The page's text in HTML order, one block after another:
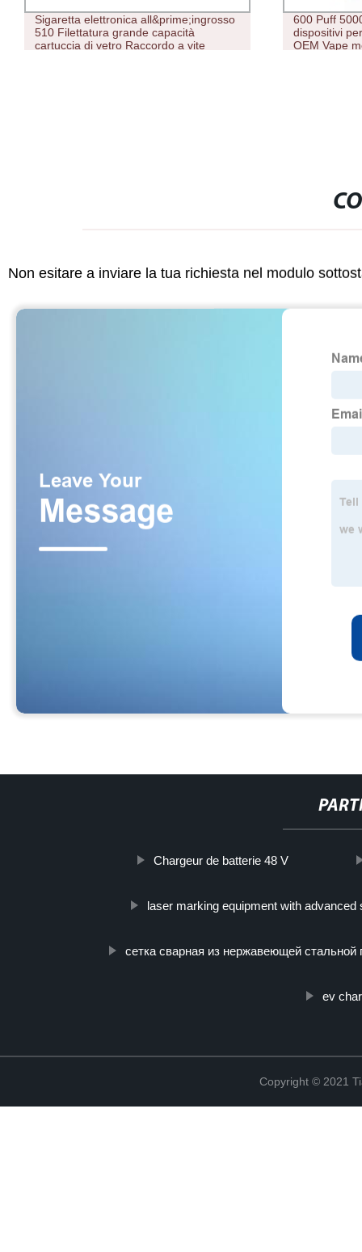
Sigaretta elettronica all&prime;ingrosso
510 Filettatura grande capacità
cartuccia di vetro Raccordo a vite
600 Puff
dispositivi
OEM Vape
Non esitare a inviare la tua richiesta nel modulo
Chargeur de batterie 48 V
laser marking equipment with advanced
сетка сварная из нержавеющей стальной
ev
Copyright © 2021